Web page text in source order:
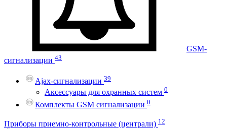
GSM-
сигнализации 43
Ajax-сигнализации 39
Аксессуары для охранных систем 0
Комплекты GSM сигнализации 0
Приборы приемно-контрольные (централи) 12